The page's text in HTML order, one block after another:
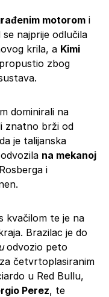
motorom i
se najprije odlučila
krila, a Kimi
zbog
dominirali na
znatno brži od
je talijanska
na mekanoj
i
kvačilom te je na
Brazilac je do
odvozio peto
četvrtoplasiranim
u Red Bullu,
Perez, te